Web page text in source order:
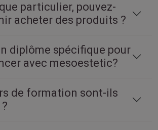
particulier, pouvez-
acheter des produits ?
diplôme spécifique pour
avec mesoestetic?
de formation sont-ils